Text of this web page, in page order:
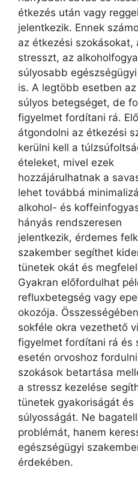
étkezés után vagy
jelentkezik. Ennek
az étkezési szokásokat,
stresszt, az
súlyosabb
is. A legtöbb esetben
súlyos betegséget, de
figyelmet fordítani rá.
átgondolni az étkezési
kerülni kell a
ételeket, mivel ezek
hozzájárulhatnak a
lehet továbbá
alkohol- és
hányás rendszeresen
jelentkezik, érdemes
szakember segíthet
tünetek okát és
Gyakran előfordulhat
refluxbetegség vagy
okozója.
sokféle okra vezethető
figyelmet fordítani rá és
esetén orvoshoz
szokások betartása
a stressz kezelése
tünetek gyakoriságát és
súlyosságát. Ne
problémát, hanem
egészségügyi
érdekében.